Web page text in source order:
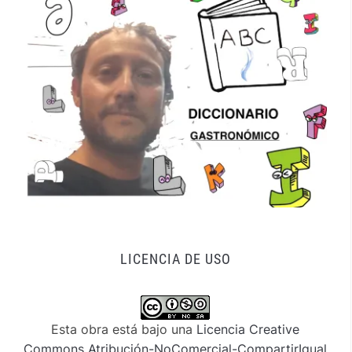
LICENCIA DE USO
Esta obra está bajo una Licencia Creative
Commons Atribución-NoComercial-CompartirIgual